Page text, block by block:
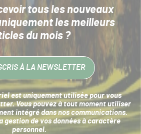
tous les nouveaux
les meilleurs
du mois ?
À LA NEWSLETTER
est uniquement utilisée pour vous
Vous pouvez à tout moment utiliser
intégré dans nos communications.
gestion de vos données à caractère
personnel.